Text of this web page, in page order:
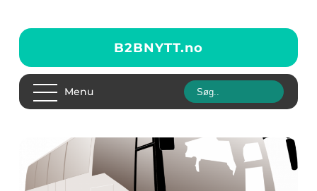
B2BNYTT.no
Menu